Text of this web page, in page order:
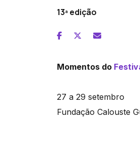
13ª edição
Momentos do
27 a 29 setembro
Fundação Calouste